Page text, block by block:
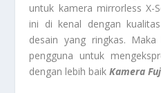
untuk kamera mirrorless X-
ini di kenal dengan
desain yang ringkas. Maka
pengguna untuk
dengan lebih baik Kamera